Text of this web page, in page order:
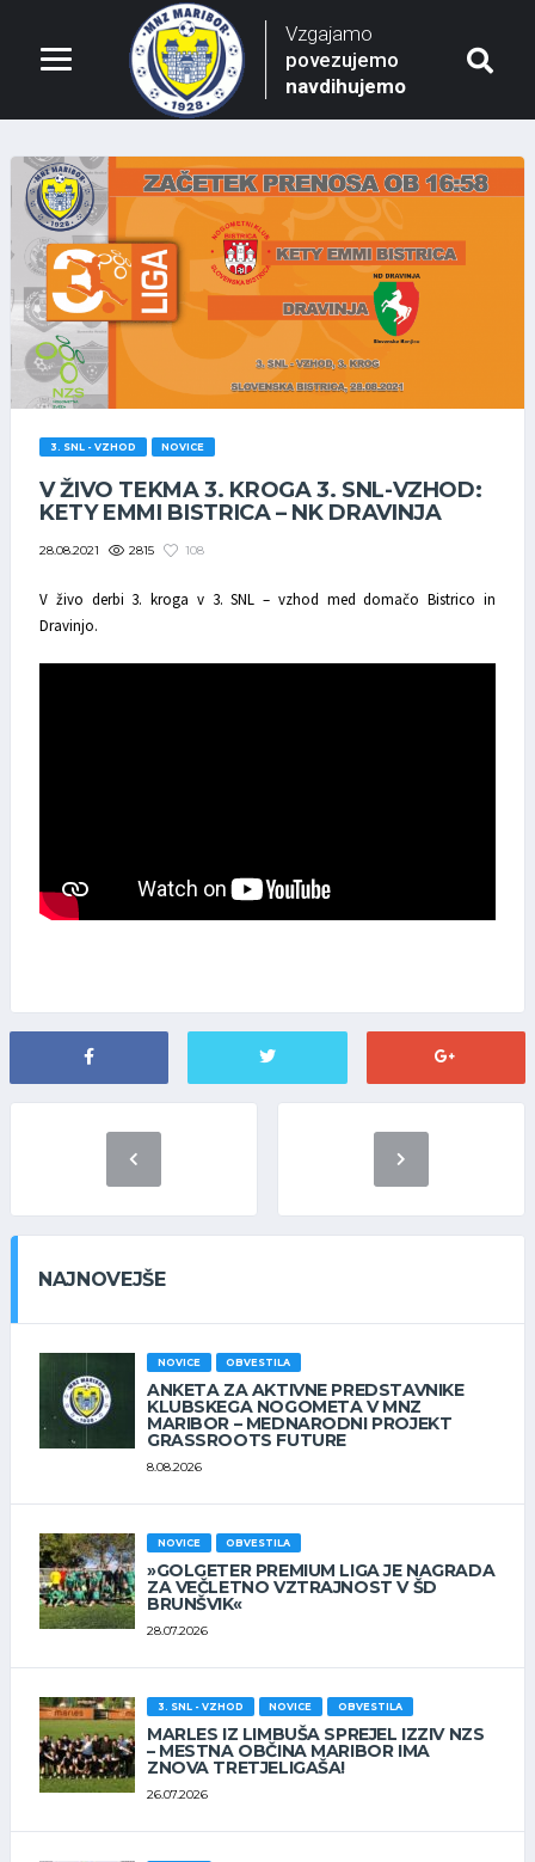
Vzgajamo
povezujemo
navdihujemo
3. SNL - VZHOD NOVICE
V ŽIVO TEKMA 3. KROGA 3. SNL-VZHOD:
KETY EMMI BISTRICA – NK DRAVINJA
28.08.2021 2815 108
V živo derbi 3. kroga v 3. SNL – vzhod med domačo Bistrico in
Dravinjo.
NAJNOVEJŠE
NOVICE OBVESTILA
ANKETA ZA AKTIVNE PREDSTAVNIKE
KLUBSKEGA NOGOMETA V MNZ
MARIBOR – MEDNARODNI PROJEKT
GRASSROOTS FUTURE
8.08.2026
NOVICE OBVESTILA
»GOLGETER PREMIUM LIGA JE NAGRADA
ZA VEČLETNO VZTRAJNOST V ŠD
BRUNŠVIK«
28.07.2026
3. SNL - VZHOD NOVICE OBVESTILA
MARLES IZ LIMBUŠA SPREJEL IZZIV NZS
– MESTNA OBČINA MARIBOR IMA
ZNOVA TRETJELIGAŠA!
26.07.2026